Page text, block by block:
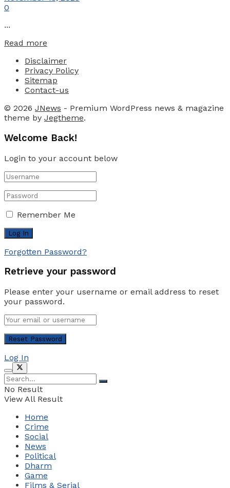
0
...
Read more
Disclaimer
Privacy Policy
Sitemap
Contact-us
© 2026 JNews - Premium WordPress news & magazine
theme by Jegtheme.
Welcome Back!
Login to your account below
Remember Me
Forgotten Password?
Retrieve your password
Please enter your username or email address to reset
your password.
Log In
No Result
View All Result
Home
Crime
Social
News
Political
Dharm
Game
Films & Serial